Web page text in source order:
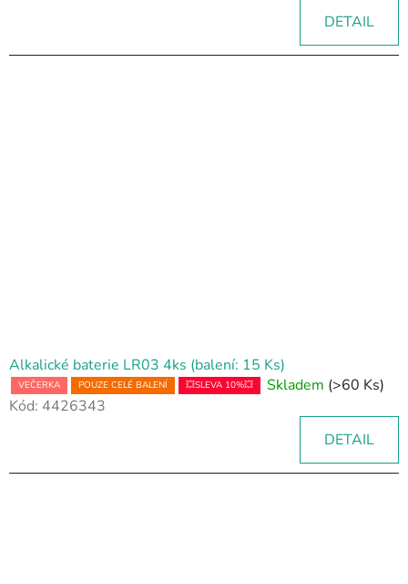
DETAIL
Alkalické baterie LR03 4ks (balení: 15 Ks)
VEČERKA POUZE CELÉ BALENÍ 💥SLEVA 10%💥 Skladem (>60 Ks)
Kód: 4426343
DETAIL